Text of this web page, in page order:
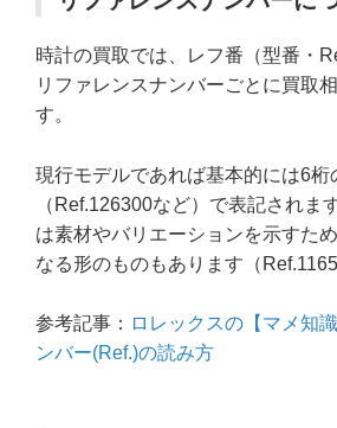
時計の買取では、レフ番（型番・
リファレンスナンバーごとに買取
す。
現行モデルであれば基本的には6桁
（Ref.126300など）で表記されま
は素材やバリエーションを示すた
なる形のものもあります（
参考記事： ロレックスの【マメ知
ンバー(Ref.)の読み方